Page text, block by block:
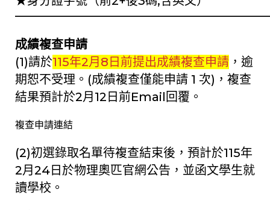
成績複查申請
(1)請於115年2月8日前提出成績複查申請 ，逾
期恕不受理。(成績複查僅能申請 1 次)，複查
結果預計於2月12日前Email回覆。
複查申請連結
(2)初選錄取名單待複查結束後，預計於115年
2月24日於物理奧匹官網公告，並函文學生就
讀學校。